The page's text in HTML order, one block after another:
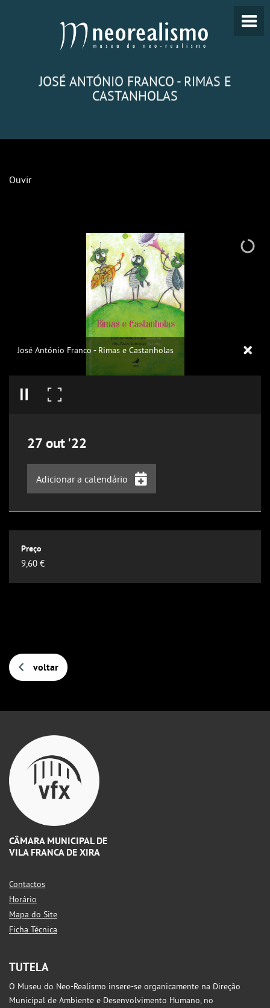
JOSÉ ANTÓNIO FRANCO - RIMAS E
CASTANHOLAS
Ouvir
José António Franco - Rimas e Castanholas
27 out '22
Adicionar a calendário
Outlook
Outlook Online
Yahoo! Calendar
9,60 €
voltar
CÂMARA MUNICIPAL DE
VILA FRANCA DE XIRA
Contactos
Horário
Mapa do Site
Ficha Técnica
TUTELA
O Museu do Neo-Realismo insere-se organicamente na Direção
Municipal de Ambiente e Desenvolvimento Humano, no